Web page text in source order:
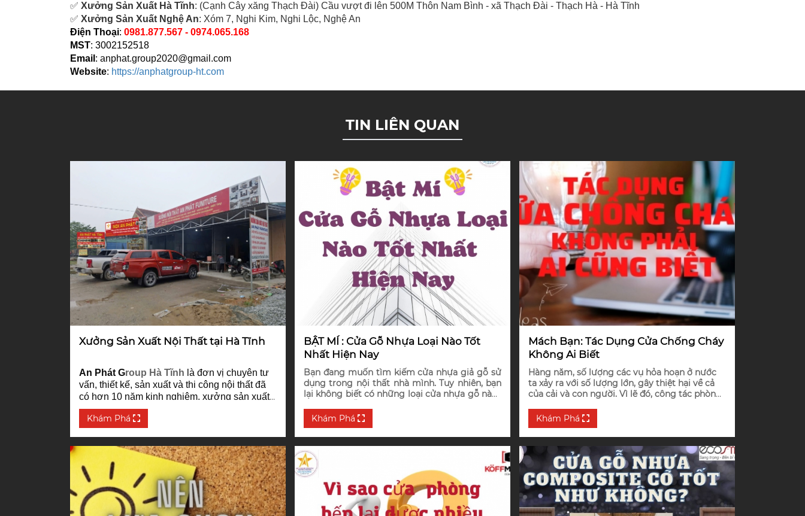
✅ Xưởng Sản Xuất Hà Tĩnh: (Cạnh Cây xăng Thạch Đài) Cầu vượt đi lên 500M Thôn Nam Bình - xã Thạch Đài - Thạch Hà - Hà Tĩnh
✅ Xưởng Sản Xuất Nghệ An: Xóm 7, Nghi Kim, Nghi Lộc, Nghệ An
Điện Thoại: 0981.877.567 - 0974.065.168
MST: 3002152518
Email : anphat.group2020@gmail.com
Website: https://anphatgroup-ht.com
TIN LIÊN QUAN
Xưởng Sản Xuất Nội Thất tại Hà Tĩnh
An Phát Group Hà Tĩnh là đơn vị chuyên tư
vấn, thiết kế, sản xuất và thi công nội thất đã
có hơn 10 năm kinh nghiệm, xưởng sản xuất
nội thấtAn Phát Group Hà Tĩnh
bị hệ thống máy móc hiện đại có diện tích
mong muốn của khách hàng.
Khám Phá
BẬT MÍ : Cửa Gỗ Nhựa Loại Nào Tốt
Nhất Hiện Nay
Bạn đang muốn tìm kiếm cửa nhựa giả gỗ sử
dụng trong nội thất nhà mình. Tuy nhiên, bạn
lại không biết có những loại cửa nhựa gỗ nào?
Khám Phá
Mách Bạn: Tác Dụng Cửa Chống Cháy
Không Ai Biết
Hàng năm, số lượng các vụ hỏa hoạn ở nước
ta xảy ra với số lượng lớn, gây thiệt hại về cả
của cải và con người. Vì lẽ đó, công tác phòng
với sự quan tâm của toàn xã hội.
Khám Phá